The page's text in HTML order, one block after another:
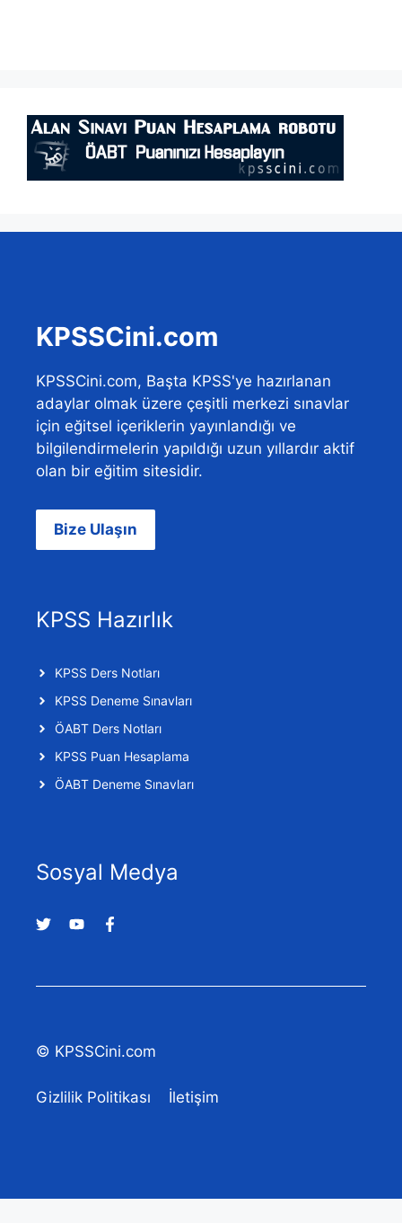
KPSSCini.com
KPSSCini.com, Başta KPSS'ye hazırlanan
adaylar olmak üzere çeşitli merkezi sınavlar
için eğitsel içeriklerin yayınlandığı ve
bilgilendirmelerin yapıldığı uzun yıllardır aktif
olan bir eğitim sitesidir.
Bize Ulaşın
KPSS Hazırlık
KPSS Ders Notları
KPSS Deneme Sınavları
ÖABT Ders Notları
KPSS Puan Hesaplama
ÖABT Deneme Sınavları
Sosyal Medya
© KPSSCini.com
Gizlilik Politikası İletişim